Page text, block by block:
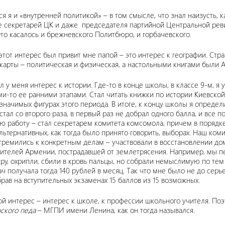
я и «внутренней политикой» – в том смысле, что знал
секретарей ЦК и даже председателя партийной Центральной
касалось и брежневского Политбюро, и горбачевского.
интерес был привит мне папой – это интерес к географии.
– политическая и физическая, а настольными книгами были
у меня интерес к истории. Где-то в конце школы, в классе 9-м,
то ее ранними этапами. Стал читать книжки по истории
фигурах этого периода. В итоге, к концу школы я
со второго раза, в первый раз не добрал одного балла, и все
работу – стал секретарем комитета комсомола, причем в
как тогда было принято говорить, выборах. Наш
к конкретным делам – участвовали в восстановлении
Армении, пострадавшей от землетрясения. Например, мы
охрипли, сбили в кровь пальцы, но собрали немыслимую по
получала тогда 140 рублей в месяц. Так что мне было не до
на вступительных экзаменах 15 баллов из 15 возможных.
интерес – интерес к школе, к профессии школьного учителя.
педа– МГПИ имени Ленина, как он тогда назывался.